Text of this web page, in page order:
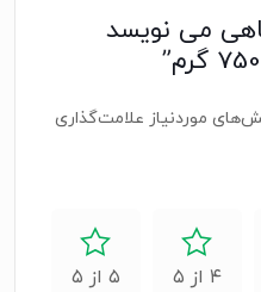
می نویسد
موردنیاز علامت‌گذاری
۴ از ۵
۵ از ۵